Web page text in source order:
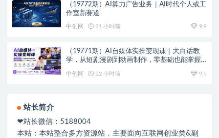
（19772期）AI算力广告业务｜AI时代个人或工
作室新赛道
中创网 21 小时前 9.9
（19771期）AI自媒体实操变现课｜大白话教
学，从短剧漫剧到动画制作，零基础也能掌握
中创网 22 小时前 9.9
站长简介
❤站长微信：5188004
本站：本站整合多方资源站，主要面向互联网创业类&副